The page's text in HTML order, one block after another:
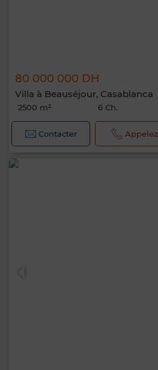
80 000 000 DH
Villa à Beauséjour, Casablanca
2500 m² 6 Ch.
Contacter Appelez